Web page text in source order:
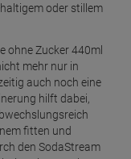
oder stillem
ohne Zucker 440ml
mehr nur in
auch noch eine
hilft dabei,
fitten und
den SodaStream